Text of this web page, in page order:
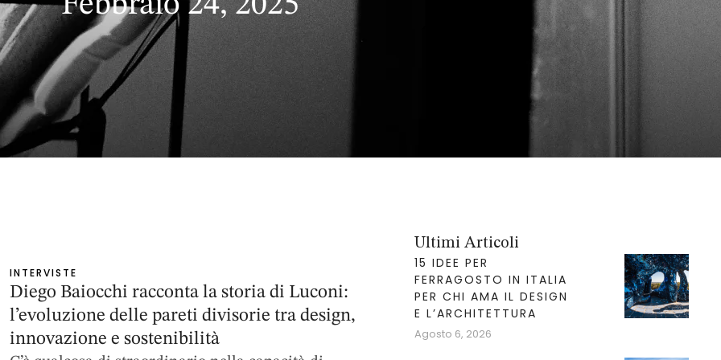
INTERVISTE
Diego Baiocchi racconta la storia di Luconi:
l’evoluzione delle pareti divisorie tra design,
innovazione e sostenibilità
Ultimi Articoli
15 IDEE PER
FERRAGOSTO IN ITALIA
PER CHI AMA IL DESIGN
E L’ARCHITETTURA
Agosto 6, 2026